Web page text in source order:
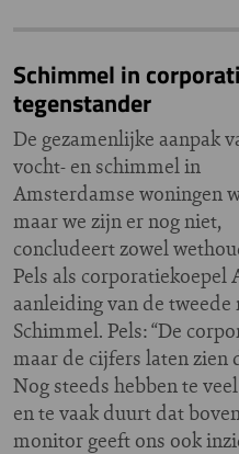
Schimmel in
tegenstander
De gezamenlijke aanpak
vocht- en schimmel in
Amsterdamse woningen
maar we zijn er nog niet,
concludeert zowel
Pels als corporatiekoepel
aanleiding van de
Schimmel. Pels: “De
maar de cijfers laten zien
Nog steeds hebben te
en te vaak duurt dat
monitor geeft ons ook